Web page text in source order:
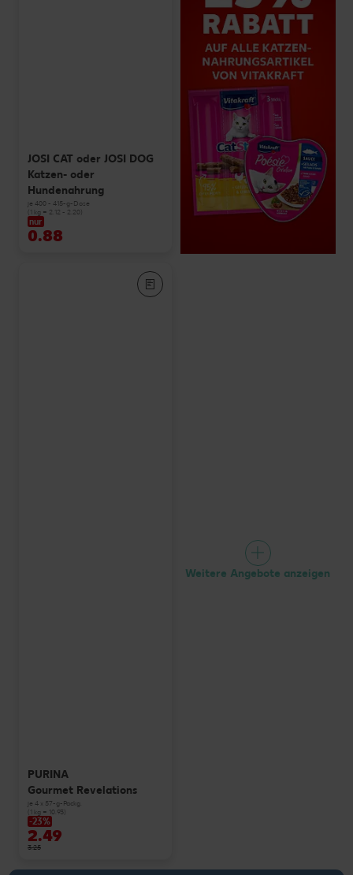
JOSI CAT oder JOSI DOG
Katzen- oder
Hundenahrung
je 400 - 415-g-Dose
(1 kg = 2.12 - 2.20)
nur
0.88
PURINA
Gourmet Revelations
je 4 x 57-g-Packg.
(1 kg = 10.93)
-23%
2.49
3.25
Weitere Angebote anzeigen